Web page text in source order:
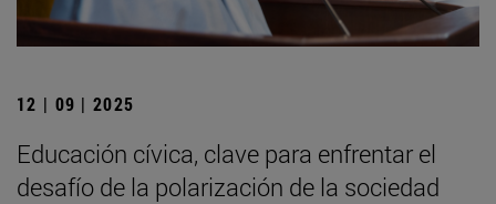
12 | 09 | 2025
Educación cívica, clave para enfrentar el
desafío de la polarización de la sociedad